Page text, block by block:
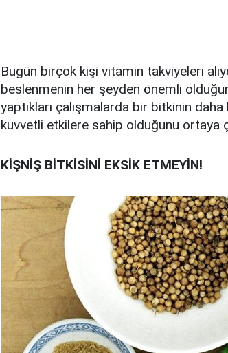
Bugün birçok kişi vitamin takviyeleri
beslenmenin her şeyden önemli
yaptıkları çalışmalarda bir bitkinin daha
kuvvetli etkilere sahip olduğunu ortaya
KİŞNİŞ BİTKİSİNİ EKSİK ETMEYİN!